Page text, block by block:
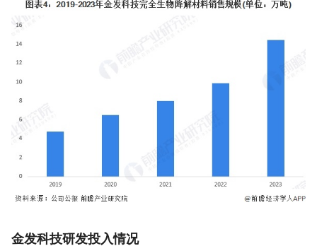
金发科技研发投入情况